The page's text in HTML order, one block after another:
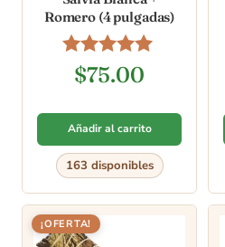
Romero (4 pulgadas)
Valorado en
4.80
$75.00
Añadir al carrito
163 disponibles
¡OFERTA!